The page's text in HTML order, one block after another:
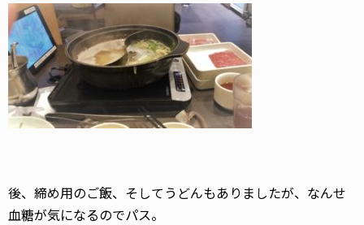
後、締め用のご飯、そしてうどんもありましたが、なんせ
血糖が気になるのでパス。